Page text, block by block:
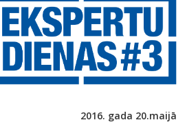
2016. gada 20.maijā